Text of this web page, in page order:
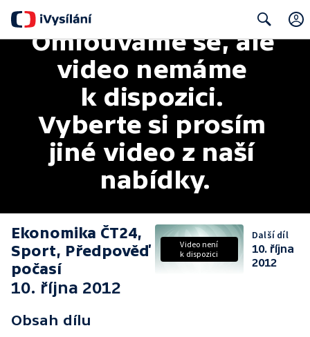
Search
Omlouváme se, ale
video nemáme
k dispozici.
Vyberte si prosím
jiné video z naší
nabídky.
Ekonomika ČT24,
Sport, Předpověď
počasí
10. října 2012
Obsah dílu
Video není
k dispozici
Další díl
10. října
2012